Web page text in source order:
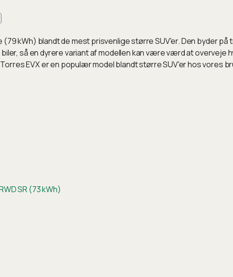
(79 kWh) blandt de mest prisvenlige større SUV'er. Den byder
så en dyrere variant af modellen kan være værd at
EVX er en populær model blandt større SUV'er hos vores
SR (73 kWh)